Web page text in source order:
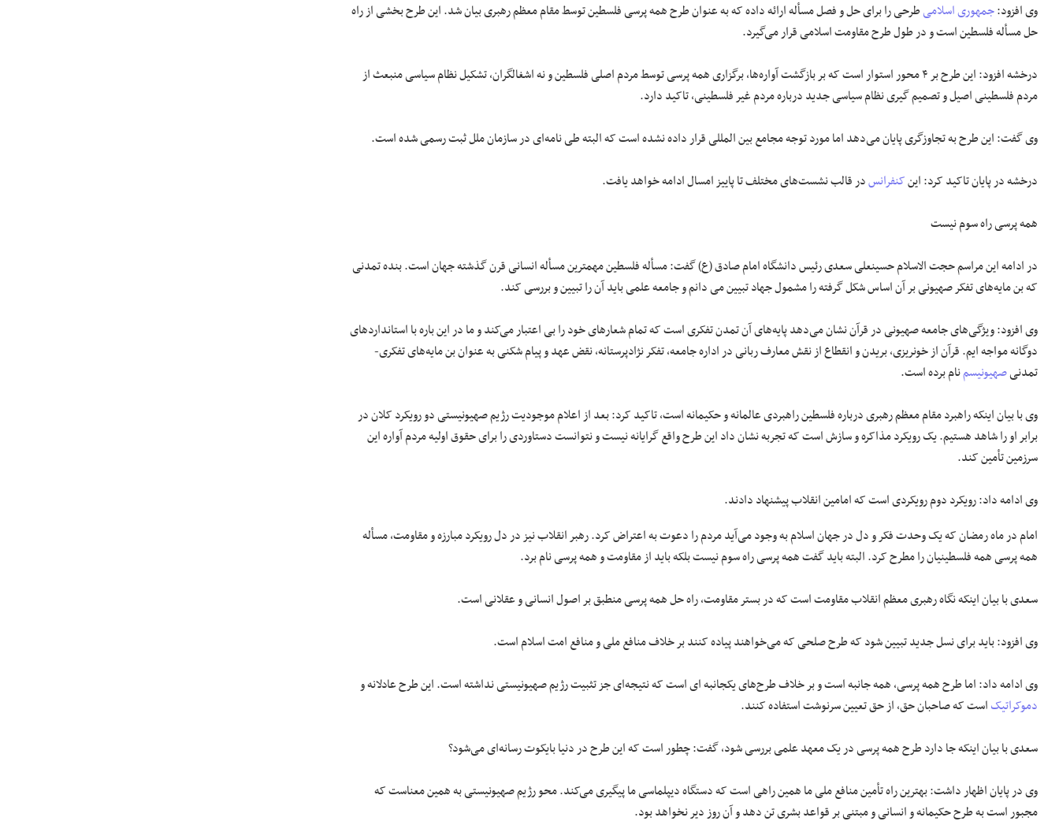
وی افزود:جمهوری اسلامیطرحی را برای حل و فصل مسأله ارائه داده که به عنوان طرح همه پرسی فلسطین توسط مقام معظم رهبری بیان شد. این طرح بخشی از راه
حل مسأله فلسطین است و درطولطرح مقاومت اسلامی قرار می‌گیرد.
درخشه افزود: این طرح بر ۴ محور استوار است که بر بازگشت آواره‌ها، برگزاری همه پرسی توسط مردم اصلی فلسطین و نه اشغالگران، تشکیل نظام سیاسی منبعث از
مردم فلسطینی اصیل و تصمیم گیری نظام سیاسی جدید درباره مردم غیر فلسطینی، تاکید دارد.
وی گفت: این طرح به تجاوزگری پایان می‌دهد اما مورد توجه مجامع بین المللی قرار داده نشده است که البته طی نامه‌ای در سازمان ملل ثبت رسمی شده است.
درخشه در پایان تاکید کرد: اینکنفرانسدر قالب نشست‌های مختلف تا پاییز امسال ادامه خواهد یافت.
همه پرسی راه سوم نیست
در ادامه این مراسم حجت الاسلام حسینعلی سعدی رئیس دانشگاه امام صادق (ع) گفت: مسأله فلسطین مهمترین مسأله انسانی قرن گذشته جهان است. بنده تمدنی
که بن مایه‌های تفکر صهیونی بر آن اساس شکل گرفته را مشمول جهاد تبیین می دانم و جامعه علمی باید آن را تبیین و بررسی کند.
وی افزود: ویژگی‌های جامعه صهیونی در قرآن نشان می‌دهد پایه‌های آن تمدن تفکری است که تمام شعارهای خود را بی اعتبار می‌کند و ما در این باره با استانداردهای
دوگانه مواجه ایم. قرآن از خونریزی، بریدن و انقطاع از نقش معارف ربانی در اداره جامعه، تفکر نژادپرستانه، نقض عهد و پیام شکنی به عنوان بن مایه‌های تفکری-
تمدنیصهیونیسمنام برده است.
وی با بیان اینکه راهبرد مقام معظم رهبری درباره فلسطین راهبردی عالمانه و حکیمانه است، تاکید کرد: بعد از اعلام موجودیت رژیم صهیونیستی دو رویکرد کلان در
برابر او را شاهد هستیم. یک رویکرد مذاکره و سازش است که تجربه نشان داد این طرح واقع گرایانه نیست و نتوانست دستاوردی را برای حقوق اولیه مردم آواره این
سرزمین تأمین کند.
وی ادامه داد: رویکرد دوم رویکردی است که امامین انقلاب پیشنهاد دادند.
امام در ماه رمضان که یک وحدت فکر و دل در جهان اسلام به وجود می‌آید مردم را دعوت به اعتراض کرد. رهبر انقلاب نیز در دل رویکرد مبارزه و مقاومت، مسأله
همه پرسی همه فلسطینیان را مطرح کرد. البته باید گفت همه پرسی راه سوم نیست بلکه باید از مقاومت و همه پرسی نام برد.
سعدی با بیان اینکه نگاه رهبری معظم انقلاب مقاومت است که در بستر مقاومت، راه حل همه پرسی منطبق بر اصول انسانی و عقلانی است.
وی افزود: باید برای نسل جدید تبیین شود که طرح صلحی که می‌خواهند پیاده کنند بر خلاف منافع ملی و منافع امت اسلام است.
وی ادامه داد: اما طرح همه پرسی، همه جانبه است و بر خلاف طرح‌های یکجانبه ای است که نتیجه‌ای جز تثبیت رژیم صهیونیستی نداشته است. این طرح عادلانه و
دموکراتیکاست که صاحبان حق، از حق تعیین سرنوشت استفاده کنند.
سعدی با بیان اینکه جا دارد طرح همه پرسی در یک معهد علمی بررسی شود، گفت: چطور است که این طرح در دنیا بایکوت رسانه‌ای می‌شود؟
وی در پایان اظهار داشت: بهترین راه تأمین منافع ملی ما همین راهی است که دستگاه دیپلماسی ما پیگیری می‌کند. محو رژیم صهیونیستی به همین معناست که
مجبور است به طرح حکیمانه و انسانی و مبتنی بر قواعد بشری تن دهد و آن روز دیر نخواهد بود.